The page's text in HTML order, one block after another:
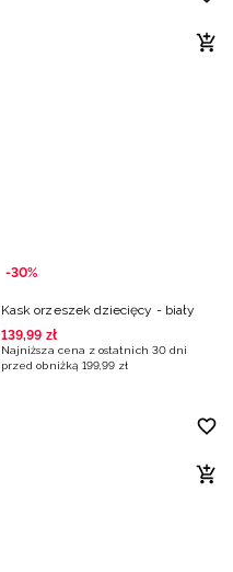
-30%
Kask orzeszek dziecięcy - biały
139,99 zł
Najniższa cena z ostatnich 30 dni
przed obniżką 199,99 zł